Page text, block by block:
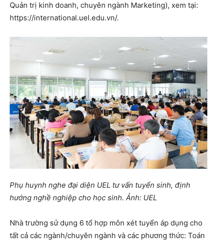
Quản trị kinh doanh, chuyên ngành Marketing), xem tại:
https://international.uel.edu.vn/.
Phụ huynh nghe đại diện UEL tư vấn tuyển sinh, định
hướng nghề nghiệp cho học sinh. Ảnh: UEL
Nhà trường sử dụng 6 tổ hợp môn xét tuyển áp dụng cho
tất cả các ngành/chuyên ngành và các phương thức: Toán